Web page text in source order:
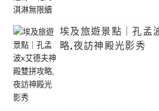
埃及旅遊景點｜孔孟
略,夜訪神殿光影秀